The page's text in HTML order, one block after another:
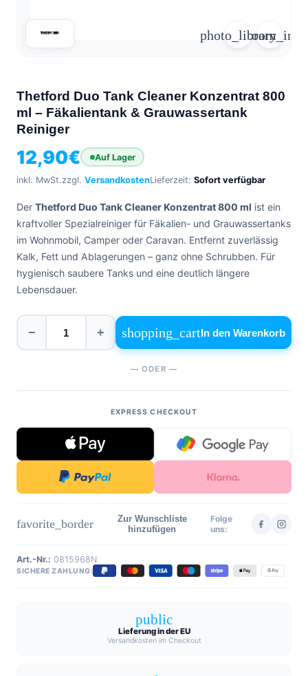
groups
Über
uns
car_repairFahrzeugausbau
Alle
WhatsApp
phone
+39
0471
962
540
4,6
Facebook
Instagram
zoom_in
photo_library
Thetford Duo Tank Cleaner Konzentrat 800
ml – Fäkalientank & Grauwassertank
Reiniger
12,90€ Auf Lager
inkl. MwSt.zzgl. VersandkostenLieferzeit: Sofort verfügbar
Der Thetford Duo Tank Cleaner Konzentrat 800 ml ist ein
kraftvoller Spezialreiniger für Fäkalien- und Grauwassertanks
im Wohnmobil, Camper oder Caravan. Entfernt zuverlässig
Kalk, Fett und Ablagerungen – ganz ohne Schrubben. Für
hygienisch saubere Tanks und eine deutlich längere
Lebensdauer.
− + shopping_cartIn den Warenkorb
— ODER —
EXPRESS CHECKOUT
favorite_border
Zur Wunschliste
hinzufügen
Folge
uns:
Art.-Nr.: 0815968N
SICHERE ZAHLUNG:
public
Lieferung in der EU
Versandkosten im Checkout